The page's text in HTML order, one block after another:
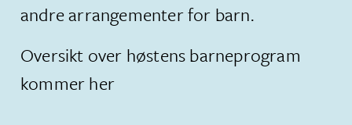
andre arrangementer for barn.
Oversikt over høstens barneprogram
kommer her